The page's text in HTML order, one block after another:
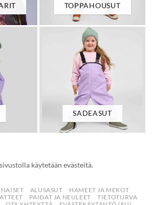
TOPPAHOUSUT
SADEASUT
käytetään evästeitä.
NAISET ALUSASUT
HAMEET JA MEKOT
PAIDAT JA NEULEET
TIETOTURVA